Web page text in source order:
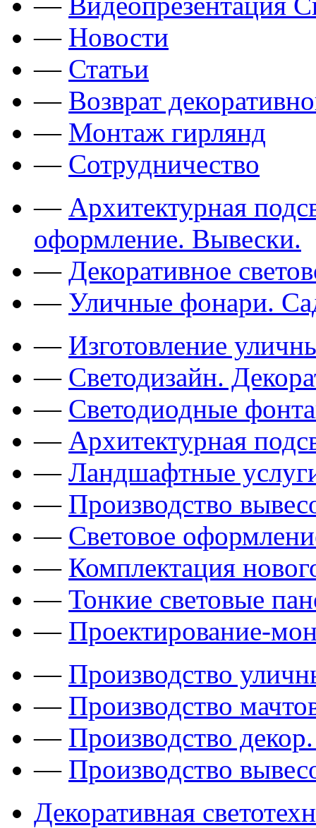
— Новости
— Статьи
— Возврат
— Монтаж гирлянд
— Сотрудничество
— Архитектурная
оформление. Вывески.
— Декоративное
— Уличные фонари.
— Изготовление
— Светодизайн.
— Светодиодные
— Архитектурная
— Ландшафтные
— Производство
— Световое
— Комплектация
— Тонкие световые
— Проектирование-
— Производство
— Производство
— Производство
— Производство
Декоративная